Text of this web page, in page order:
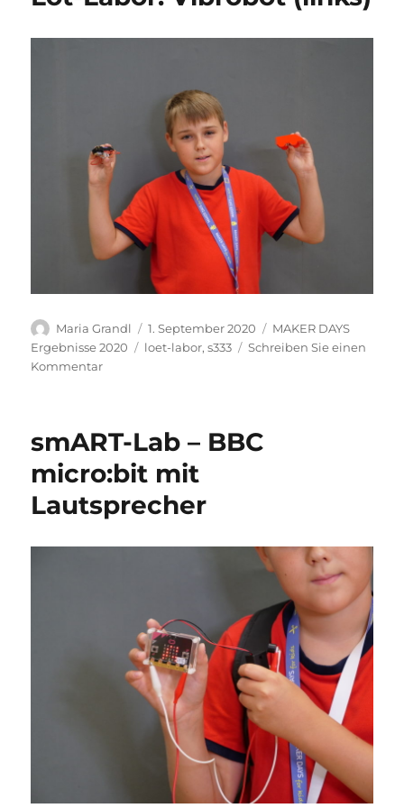
Autor
Maria Grandl
Veröffentlicht
am
1. September 2020 Kategorien
MAKER DAYS
Ergebnisse 2020
Schlagwörter
loet-labor,s333
Schreiben Sie einen
Kommentarzu
(links)
smART-Lab – BBC
micro:bit mit
Lautsprecher